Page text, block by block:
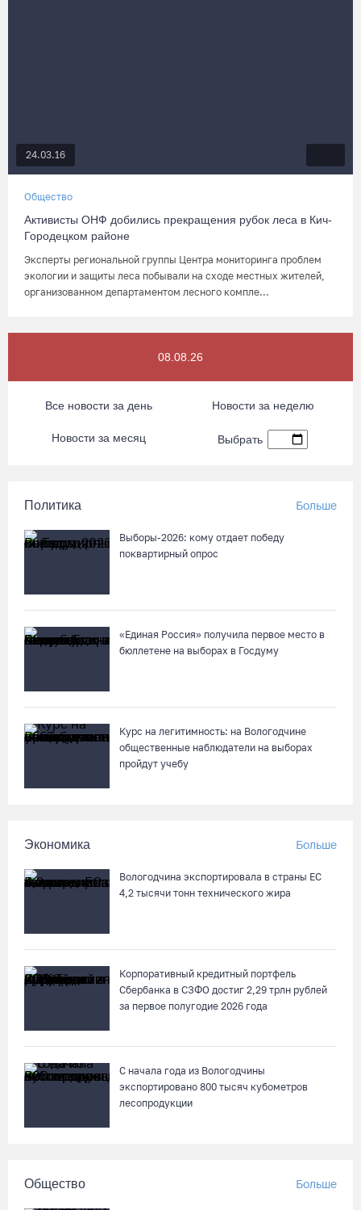
24.03.16
Общество
Активисты ОНФ добились прекращения рубок леса в Кич-
Городецком районе
Эксперты региональной группы Центра мониторинга проблем
экологии и защиты леса побывали на сходе местных жителей,
организованном департаментом лесного компле...
08.08.26
Все новости за день Новости за неделю
Новости за месяц Выбрать
Политика Больше
Выборы-2026: кому отдает победу
поквартирный опрос
«Единая Россия» получила первое место в
бюллетене на выборах в Госдуму
Курс на легитимность: на Вологодчине
общественные наблюдатели на выборах
пройдут учебу
Экономика Больше
Вологодчина экспортировала в страны ЕС
4,2 тысячи тонн технического жира
Корпоративный кредитный портфель
Сбербанка в СЗФО достиг 2,29 трлн рублей
за первое полугодие 2026 года
С начала года из Вологодчины
экспортировано 800 тысяч кубометров
лесопродукции
Общество Больше